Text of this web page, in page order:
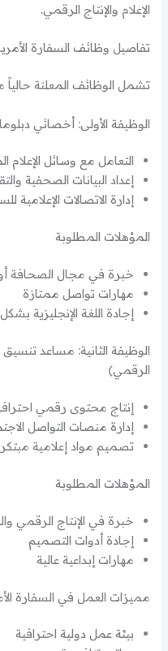
الإعلام والإنتاج الرقمي.
تفاصيل وظائف السفارة
تشمل الوظائف المعلنة حالياً
الوظيفة الأولى: أخصائي
التعامل مع وسائل الإعلام
إعداد البيانات الصحفية
إدارة الاتصالات الإعلامية
المؤهلات المطلوبة
خبرة في مجال الصحافة أو
مهارات تواصل ممتازة
إجادة اللغة الإنجليزية
الوظيفة الثانية: مساعد تنسيق
الرقمي)
إنتاج محتوى رقمي
إدارة منصات التواصل
تصميم مواد إعلامية
المؤهلات المطلوبة
خبرة في الإنتاج الرقمي
إجادة أدوات التصميم
مهارات إبداعية عالية
مميزات العمل في السفارة
بيئة عمل دولية احترافية